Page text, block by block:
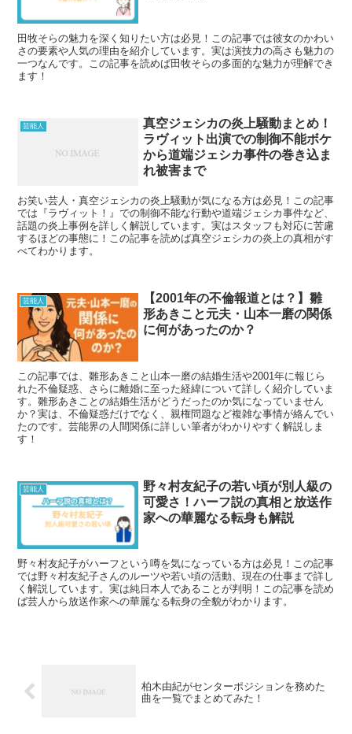
田牧そらの魅力を深く知りたい方は必見！この記事では彼女のかわい
さの要素や人気の理由を紹介しています。実は演技力の高さも魅力の
一つなんです。この記事を読めば田牧そらの多面的な魅力が理解でき
ます！
芸能人
真空ジェシカの炎上騒動まとめ！
ラヴィット出演での制御不能ボケ
から道端ジェシカ事件の巻き込ま
れ被害まで
お笑い芸人・真空ジェシカの炎上騒動が気になる方は必見！この記事
では『ラヴィット！』での制御不能な行動や道端ジェシカ事件など、
話題の炎上事例を詳しく解説しています。実はスタッフも対応に苦慮
するほどの事態に！この記事を読めば真空ジェシカの炎上の真相がす
べてわかります。
芸能人
【2001年の不倫報道とは？】雛
形あきこと元夫・山本一磨の関係
に何があったのか？
この記事では、雛形あきこと山本一磨の結婚生活や2001年に報じら
れた不倫疑惑、さらに離婚に至った経緯について詳しく紹介していま
す。雛形あきことの結婚生活がどうだったのか気になっていません
か？実は、不倫疑惑だけでなく、親権問題など複雑な事情が絡んでい
たのです。芸能界の人間関係に詳しい筆者がわかりやすく解説しま
す！
芸能人
野々村友紀子の若い頃が別人級の
可愛さ！ハーフ説の真相と放送作
家への華麗なる転身も解説
野々村友紀子がハーフという噂を気になっている方は必見！この記事
では野々村友紀子さんのルーツや若い頃の活動、現在の仕事まで詳し
く解説しています。実は純日本人であることが判明！この記事を読め
ば芸人から放送作家への華麗なる転身の全貌がわかります。
柏木由紀がセンターポジションを務めた
曲を一覧でまとめてみた！